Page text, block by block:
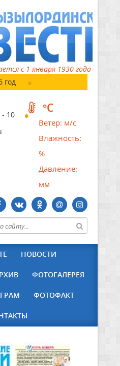
с 1 января 1930 года
год
- 10
°C
Ветер: м/с
Влажность:
%
Давление:
мм
НОВОСТИ
ФОТОГАЛЕРЕЯ
ФОТОФАКТ